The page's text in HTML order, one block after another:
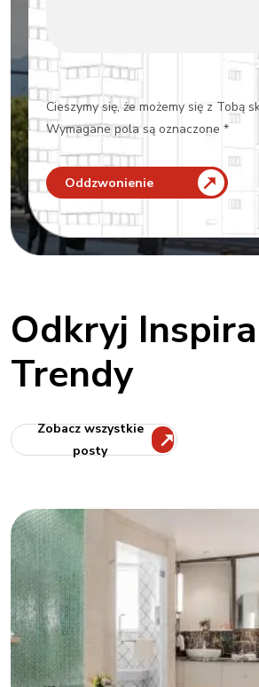
Cieszymy się, że możemy się z Tobą
Wymagane pola są oznaczone *
Oddzwonienie
Odkryj
Trendy
Zobacz wszystkie
posty
Tips & Tricks
OCI-Crafted MGM
Artful Luxury By The